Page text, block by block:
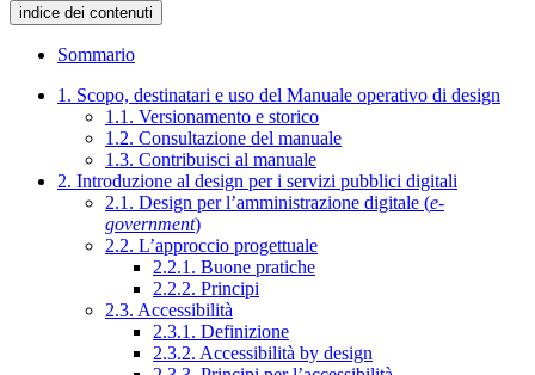
indice dei contenuti
Sommario
1. Scopo, destinatari e uso del Manuale operativo di design
1.1. Versionamento e storico
1.2. Consultazione del manuale
1.3. Contribuisci al manuale
2. Introduzione al design per i servizi pubblici digitali
2.1. Design per l’amministrazione digitale (e-
government)
2.2. L’approccio progettuale
2.2.1. Buone pratiche
2.2.2. Principi
2.3. Accessibilità
2.3.1. Definizione
2.3.2. Accessibilità by design